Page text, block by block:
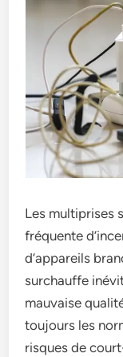
Les multiprises
fréquente
d’appareils
surchauffe
mauvaise
toujours les
risques de